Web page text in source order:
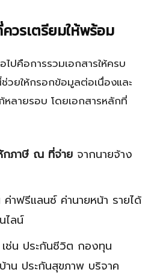
วรเตรียมให้พร้อม
ปคือการรวมเอกสารให้ครบ
วยให้กรอกข้อมูลต่อเนื่องและ
ลายรอบ โดยเอกสารหลักที่
กภาษี ณ ที่จ่าย จากนายจ้าง
ค่าฟรีแลนซ์ ค่านายหน้า รายได้
ไลน์
เช่น ประกันชีวิต กองทุน
าน ประกันสุขภาพ บริจาค